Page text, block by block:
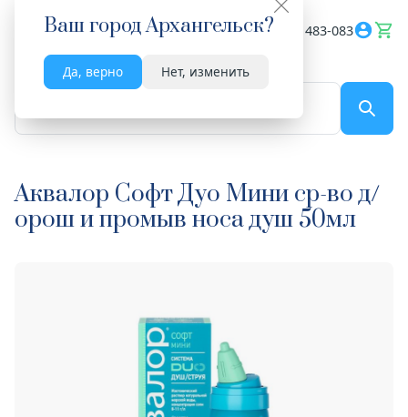
Ваш городАрхангельск?
Да, верно Нет, изменить
Весь сайт 8182 483-083
Аквалор Софт Дуо Мини ср-во д/
орош и промыв носа душ 50мл